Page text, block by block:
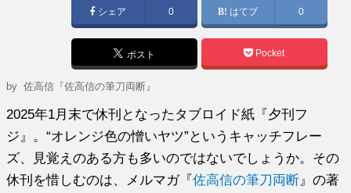
シェア 0 はてブ 0
ポスト Pocket
by佐高信『佐高信の筆刀両断』
2025年1月末で休刊となったタブロイド紙『夕刊フ
ジ』。“オレンジ色の憎いヤツ”というキャッチフレー
ズ、見覚えのある方も多いのではないでしょうか。その
休刊を惜しむのは、メルマガ『佐高信の筆刀両断 』の著